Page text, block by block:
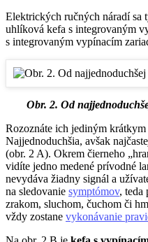
Elektrických ručných náradí sa
uhlíková kefa s integrovaným
s integrovaným vypínacím
Obr. 2. Od
Rozoznáte ich jediným
Najjednoduchšia, avšak
(obr. 2 A). Okrem čierneho
vidíte jedno medené prívodné
nevydáva žiadny signál a
na sledovanie symptómov, teda
zrakom, sluchom, čuchom či
vždy zostane vykonávanie